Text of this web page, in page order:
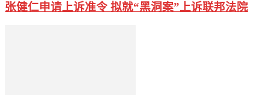
张健仁申请上诉准令 拟就“黑洞案”上诉联邦法院